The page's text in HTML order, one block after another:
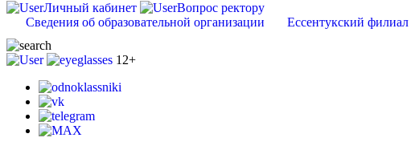
Личный кабинет
Вопрос ректору
Сведения об образовательной организации
Ессентукский филиал
12+